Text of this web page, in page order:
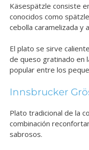
Käsespätzle consiste
conocidos como
cebolla caramelizada y
El plato se sirve
de queso gratinado en
popular entre los
Innsbrucker
Plato tradicional de la
combinación
sabrosos.